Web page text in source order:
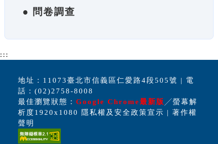
● 問卷調查
:::
地址：11073臺北市信義區仁愛路4段505號 | 電
話：(02)2758-8008
最佳瀏覽狀態：Google Chrome最新版 ╱螢幕解
析度1920x1080 隱私權及安全政策宣示 | 著作權
聲明